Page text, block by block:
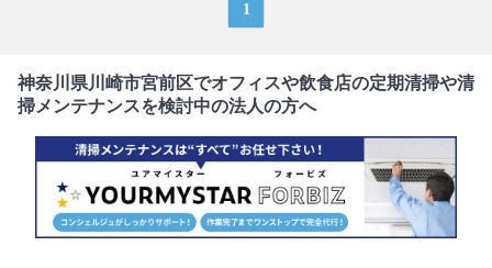
1
神奈川県川崎市宮前区でオフィスや飲食店の定期清掃や清
掃メンテナンスを検討中の法人の方へ